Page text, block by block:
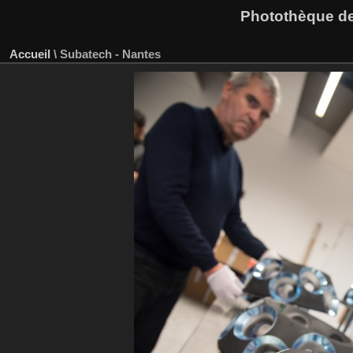
Photothèque
Accueil \ Subatech - Nantes